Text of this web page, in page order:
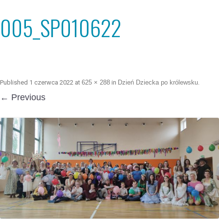
005_SP010622
Published 1 czerwca 2022 at 625 × 288 in Dzień Dziecka po królewsku.
← Previous